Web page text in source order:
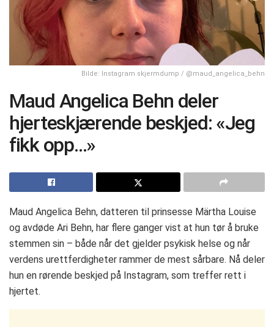
Bilde: Instagram skjermdump / @maud_angelica_behn
Maud Angelica Behn deler
hjerteskjærende beskjed: «Jeg
fikk opp…»
Maud Angelica Behn, datteren til prinsesse Märtha Louise
og avdøde Ari Behn, har flere ganger vist at hun tør å bruke
stemmen sin – både når det gjelder psykisk helse og når
verdens urettferdigheter rammer de mest sårbare. Nå deler
hun en rørende beskjed på Instagram, som treffer rett i
hjertet.